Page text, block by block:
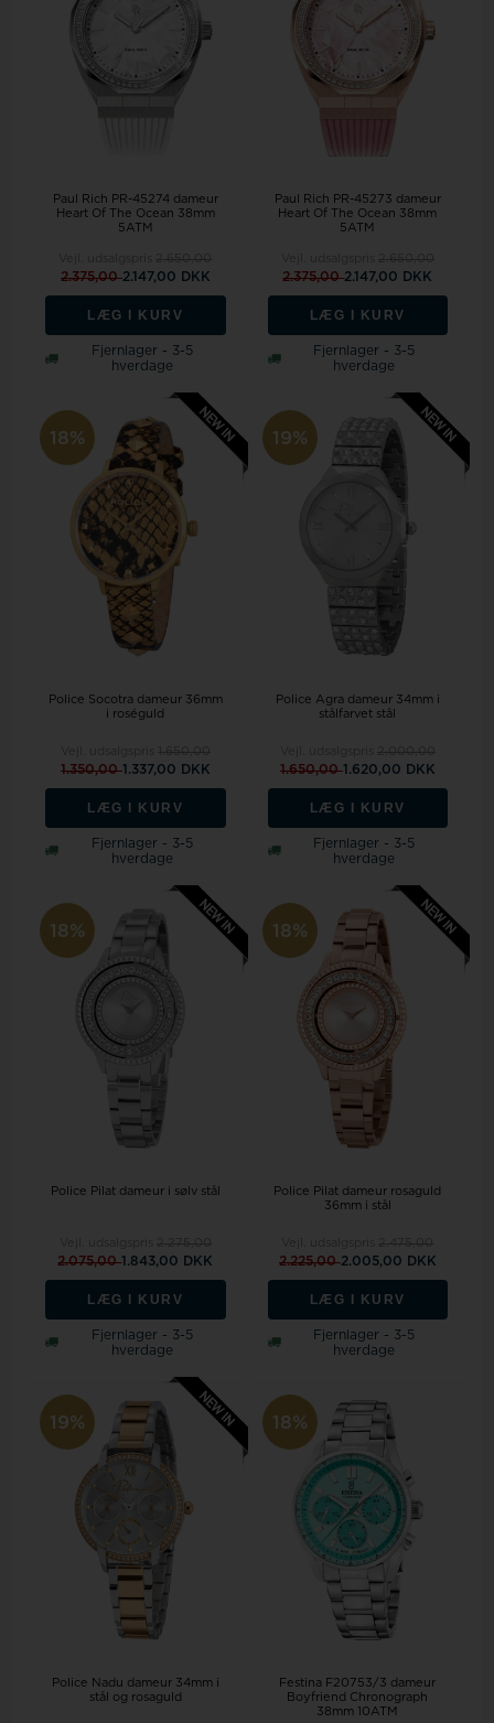
Paul Rich PR-45274 dameur
Heart Of The Ocean 38mm
5ATM
2.375,002.147,00 DKK
LÆG I KURV
Fjernlager - 3-5
hverdage
Paul Rich PR-45273 dameur
Heart Of The Ocean 38mm
5ATM
2.375,002.147,00 DKK
LÆG I KURV
Fjernlager - 3-5
hverdage
18%
Police Socotra dameur 36mm
i roséguld
1.350,001.337,00 DKK
LÆG I KURV
Fjernlager - 3-5
hverdage
19%
Police Agra dameur 34mm i
stålfarvet stål
1.650,001.620,00 DKK
LÆG I KURV
Fjernlager - 3-5
hverdage
18%
Police Pilat dameur i sølv stål
2.075,001.843,00 DKK
LÆG I KURV
Fjernlager - 3-5
hverdage
18%
Police Pilat dameur rosaguld
36mm i stål
2.225,002.005,00 DKK
LÆG I KURV
Fjernlager - 3-5
hverdage
19%
Police Nadu dameur 34mm i
stål og rosaguld
18%
Festina F20753/3 dameur
Boyfriend Chronograph
38mm 10ATM